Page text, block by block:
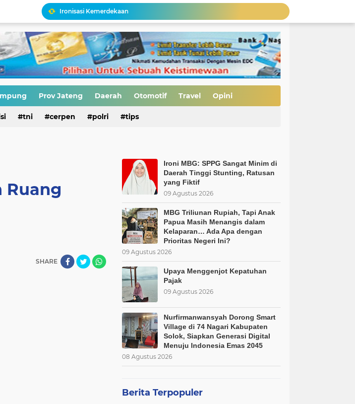
Ironisasi Kemerdekaan
MBG Bukan Solusi tapi Korupsi, Kolusi, dan Nepotisme Para Elit Politik, Kolusi, dan Nepotisme Para Elit Politik
HIV di Kalangan Pelajar, Saatnya Evaluasi Arah Kebijakan
Erik Abdullah: "Sejak Awal Kasus Dinilai Janggal"
Upaya Menggenjot Kepatuhan Pajak
MBG Triliunan Rupiah, Tapi Anak Papua Masih Menangis dalam Kelaparan… Ada Apa dengan Prioritas Negeri Ini?
Narasi Pajak Bukan Solusi Bijak
Prov Jateng Daerah Otomotif Travel Opini
tni cerpen polri tips
Ruang
SHARE
Ironi MBG: SPPG Sangat Minim di
Daerah Tinggi Stunting, Ratusan
yang Fiktif
09 Agustus 2026
MBG Triliunan Rupiah, Tapi Anak
Papua Masih Menangis dalam
Kelaparan… Ada Apa dengan
Prioritas Negeri Ini?
09 Agustus 2026
Upaya Menggenjot Kepatuhan
Pajak
09 Agustus 2026
Nurfirmanwansyah Dorong Smart
Village di 74 Nagari Kabupaten
Solok, Siapkan Generasi Digital
Menuju Indonesia Emas 2045
08 Agustus 2026
Berita Terpopuler